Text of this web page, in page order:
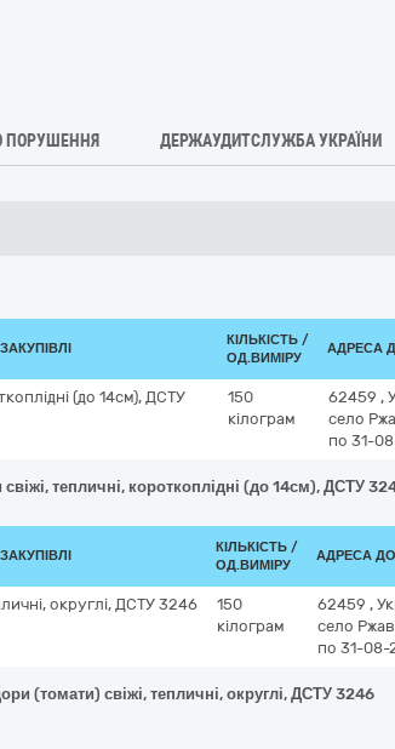
ПОРУШЕННЯ ДЕРЖАУДИТСЛУЖБА УКРАЇНИ
КІЛЬКІСТЬ /
ОД.ВИМІРУ
АДРЕСА
(до 14см), ДСТУ
150
кілограм
62459 ,
село
по 31-
свіжі, тепличні, короткоплідні (до 14см), ДСТУ
КІЛЬКІСТЬ /
ОД.ВИМІРУ
АДРЕСА
округлі, ДСТУ 3246
150
кілограм
62459 ,
село
по 31-08-
(томати) свіжі, тепличні, округлі, ДСТУ 3246